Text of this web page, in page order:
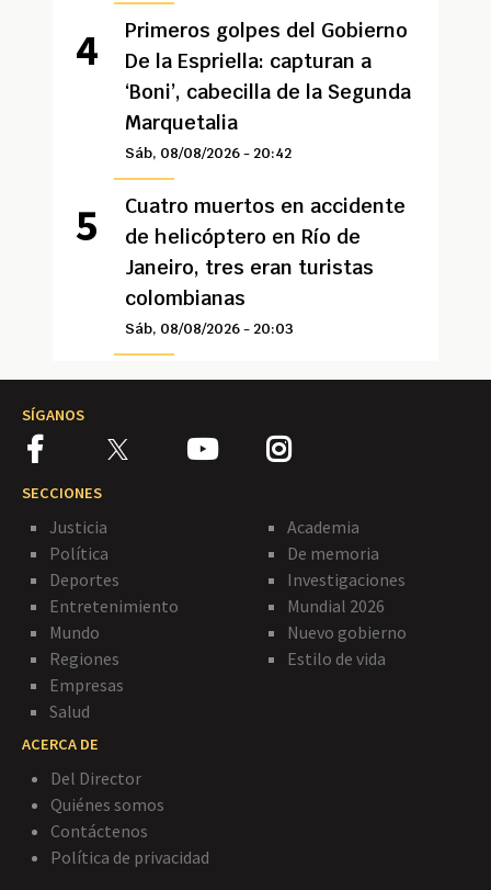
Primeros golpes del Gobierno
De la Espriella: capturan a
‘Boni’, cabecilla de la Segunda
Marquetalia
Sáb, 08/08/2026 - 20:42
Cuatro muertos en accidente
de helicóptero en Río de
Janeiro, tres eran turistas
colombianas
Sáb, 08/08/2026 - 20:03
SÍGANOS
SECCIONES
Justicia
Política
Deportes
Entretenimiento
Mundo
Regiones
Empresas
Salud
Academia
De memoria
Investigaciones
Mundial 2026
Nuevo gobierno
Estilo de vida
ACERCA DE
Del Director
Quiénes somos
Contáctenos
Política de privacidad